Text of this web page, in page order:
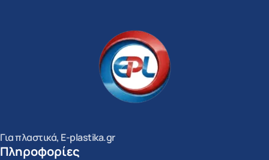
Για πλαστικά, E-plastika.gr
Πληροφορίες